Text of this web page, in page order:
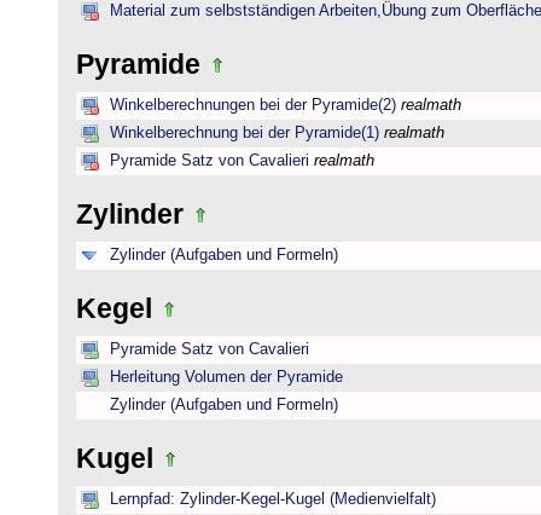
Material zum selbstständigen Arbeiten,Übung zum
Pyramide
Winkelberechnungen bei der Pyramide(2) realmath
Winkelberechnung bei der Pyramide(1) realmath
Pyramide Satz von Cavalieri realmath
Zylinder
Zylinder (Aufgaben und Formeln)
Kegel
Pyramide Satz von Cavalieri
Herleitung Volumen der Pyramide
Zylinder (Aufgaben und Formeln)
Kugel
Lernpfad: Zylinder-Kegel-Kugel (Medienvielfalt)